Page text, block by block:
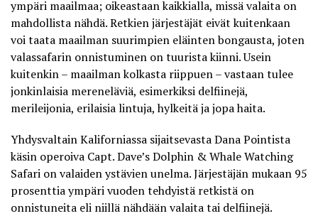
ympäri maailmaa; oikeastaan kaikkialla, missä valaita on
mahdollista nähdä. Retkien järjestäjät eivät kuitenkaan
voi taata maailman suurimpien eläinten bongausta, joten
valassafarin onnistuminen on tuurista kiinni. Usein
kuitenkin – maailman kolkasta riippuen – vastaan tulee
jonkinlaisia mereneläviä, esimerkiksi delfiinejä,
merileijonia, erilaisia lintuja, hylkeitä ja jopa haita.
Yhdysvaltain Kaliforniassa sijaitsevasta Dana Pointista
käsin operoiva Capt. Dave’s Dolphin & Whale Watching
Safari on valaiden ystävien unelma. Järjestäjän mukaan 95
prosenttia ympäri vuoden tehdyistä retkistä on
onnistuneita eli niillä nähdään valaita tai delfiinejä.